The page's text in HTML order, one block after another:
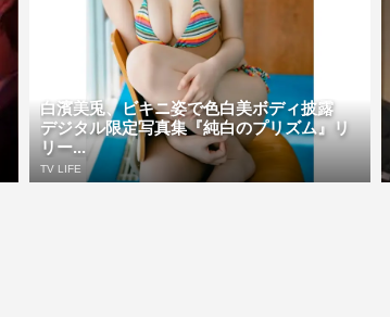
白濱美兎、ビキニ姿で色白美ボディ披露
デジタル限定写真集『純白のプリズム』リ
リー...
TV LIFE